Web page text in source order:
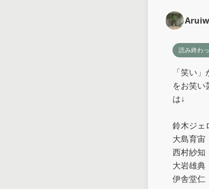
読み終わ
「笑い
をお笑い
は↓
鈴木ジェ
大島育宙
西村紗知
大岩雄典
伊舎堂仁